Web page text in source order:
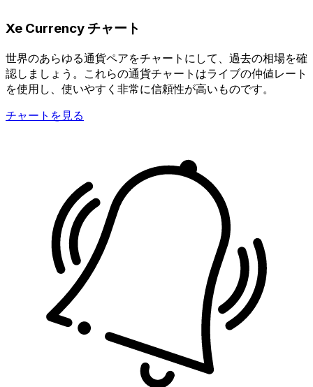
Xe Currency チャート
世界のあらゆる通貨ペアをチャートにして、過去の相場を確
認しましょう。これらの通貨チャートはライブの仲値レート
を使用し、使いやすく非常に信頼性が高いものです。
チャートを見る